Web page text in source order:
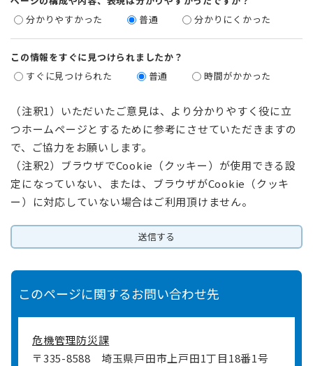
分かりやすかった
普通 分かりにくかった
この情報をすぐに見つけられましたか？
すぐに見つけられた
普通 時間がかかった
（注釈1）いただいたご意見は、より分かりやすく役に立
つホームページとするために参考にさせていただきますの
で、ご協力をお願いします。
（注釈2）ブラウザでCookie（クッキー）が使用できる設
定になっていない、または、ブラウザがCookie（クッキ
ー）に対応していない場合はご利用頂けません。
このページに関するお問い合わせ先
危機管理防災課
〒335-8588
埼玉県戸田市上戸田1丁目18番1号